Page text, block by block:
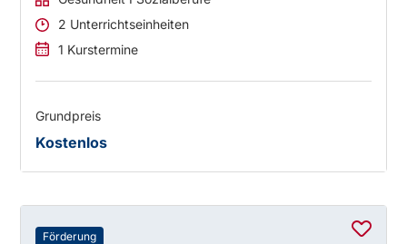
2 Unterrichtseinheiten
1 Kurstermine
Grundpreis
Kostenlos
Förderung